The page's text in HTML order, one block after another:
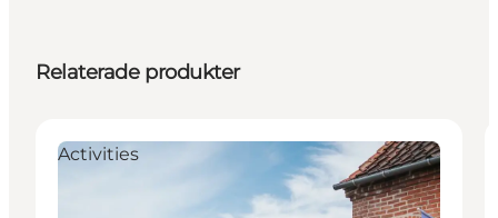
Relaterade produkter
Activities